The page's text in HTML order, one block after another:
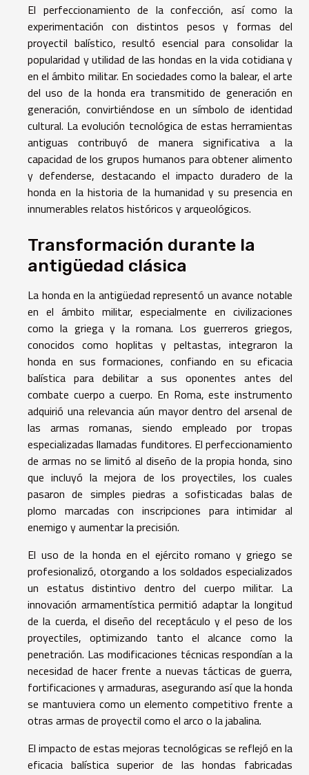
El perfeccionamiento de la confección, así como la
experimentación con distintos pesos y formas del
proyectil balístico, resultó esencial para consolidar la
popularidad y utilidad de las hondas en la vida cotidiana y
en el ámbito militar. En sociedades como la balear, el arte
del uso de la honda era transmitido de generación en
generación, convirtiéndose en un símbolo de identidad
cultural. La evolución tecnológica de estas herramientas
antiguas contribuyó de manera significativa a la
capacidad de los grupos humanos para obtener alimento
y defenderse, destacando el impacto duradero de la
honda en la historia de la humanidad y su presencia en
innumerables relatos históricos y arqueológicos.
Transformación durante la
antigüedad clásica
La honda en la antigüedad representó un avance notable
en el ámbito militar, especialmente en civilizaciones
como la griega y la romana. Los guerreros griegos,
conocidos como hoplitas y peltastas, integraron la
honda en sus formaciones, confiando en su eficacia
balística para debilitar a sus oponentes antes del
combate cuerpo a cuerpo. En Roma, este instrumento
adquirió una relevancia aún mayor dentro del arsenal de
las armas romanas, siendo empleado por tropas
especializadas llamadas funditores. El perfeccionamiento
de armas no se limitó al diseño de la propia honda, sino
que incluyó la mejora de los proyectiles, los cuales
pasaron de simples piedras a sofisticadas balas de
plomo marcadas con inscripciones para intimidar al
enemigo y aumentar la precisión.
El uso de la honda en el ejército romano y griego se
profesionalizó, otorgando a los soldados especializados
un estatus distintivo dentro del cuerpo militar. La
innovación armamentística permitió adaptar la longitud
de la cuerda, el diseño del receptáculo y el peso de los
proyectiles, optimizando tanto el alcance como la
penetración. Las modificaciones técnicas respondían a la
necesidad de hacer frente a nuevas tácticas de guerra,
fortificaciones y armaduras, asegurando así que la honda
se mantuviera como un elemento competitivo frente a
otras armas de proyectil como el arco o la jabalina.
El impacto de estas mejoras tecnológicas se reflejó en la
eficacia balística superior de las hondas fabricadas